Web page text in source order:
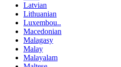
Latvian
Lithuanian
Luxembou..
Macedonian
Malagasy
Malay
Malayalam